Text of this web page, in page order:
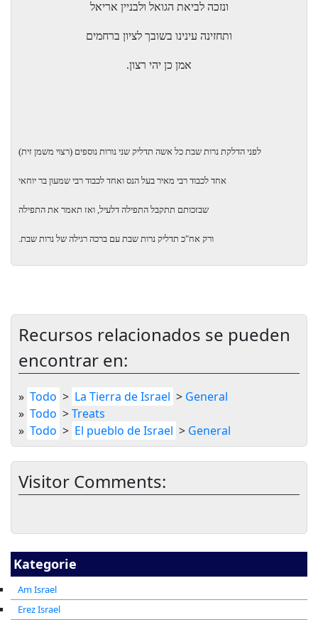
Kategorie
Am Israel
Erez Israel
ונזכה לביאת הגואל ולבניין אריאל
ותחזינה עינינו בשובך לציון ברחמים
אמן כן יהי רצון.
לפני הדלקת נרות שבת כל אשה תדליק שני נורות נוספים (רצוי משמן זית)
אחד לכבוד רבי מאיר בעל הנס ואחד לכבוד רבי שמעון בר יוחאי
שבזכותם תתקבל התפילה דלעיל, ואז תאמר את התפילה
ורק אח"כ תדליק נרות שבת עם ברכה רגילה של נרות שבת.
Recursos relacionados se pueden
encontrar en:
» Todo > La Tierra de Israel > General
» Todo >Treats
» Todo > El pueblo de Israel > General
Visitor Comments: